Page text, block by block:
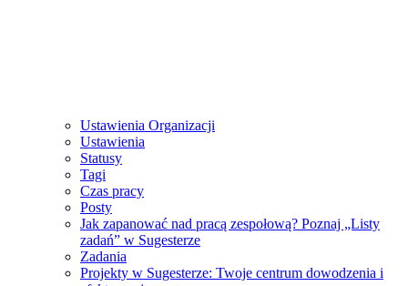
Ustawienia Organizacji
Ustawienia
Statusy
Tagi
Czas pracy
Posty
Jak zapanować nad pracą zespołową? Poznaj „Listy
zadań” w Sugesterze
Zadania
Projekty w Sugesterze: Twoje centrum dowodzenia i